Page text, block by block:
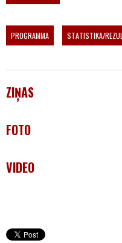
PROGRAMMA STATISTIKA/
ZIŅAS
FOTO
VIDEO